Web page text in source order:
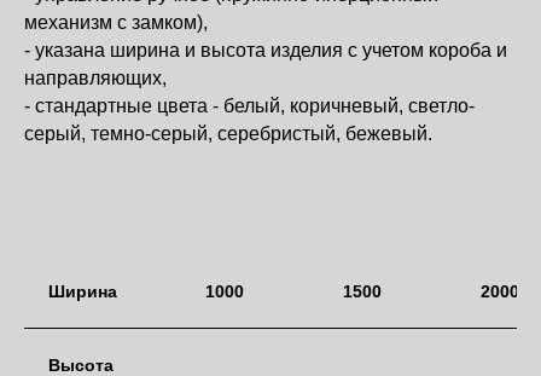
механизм с замком),
- указана ширина и высота изделия с учетом короба и
направляющих,
- стандартные цвета - белый, коричневый, светло-
серый, темно-серый, серебристый, бежевый.
Ширина 1000 1500 2000
Высота